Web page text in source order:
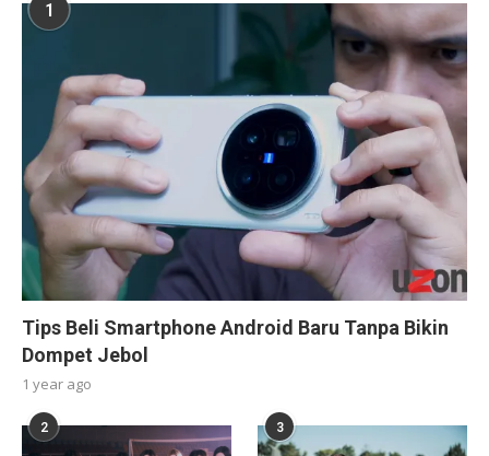
1
Tips Beli Smartphone Android Baru Tanpa Bikin
Dompet Jebol
1 year ago
2 3